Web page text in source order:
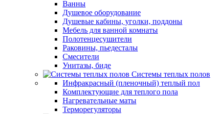
Ванны
Душевое оборудование
Душевые кабины, уголки, поддоны
Мебель для ванной комнаты
Полотенцесушители
Раковины, пьедесталы
Смесители
Унитазы, биде
Системы теплых полов
Инфракрасный (пленочный) теплый пол
Комплектующие для теплого пола
Нагревательные маты
Терморегуляторы